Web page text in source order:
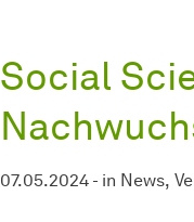
Social
07.05.2024 - in News